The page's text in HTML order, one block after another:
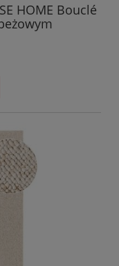
HOME Bouclé